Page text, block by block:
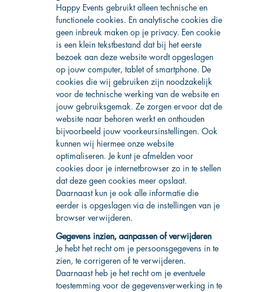
Happy Events gebruikt alleen technische en
functionele cookies. En analytische cookies die
geen inbreuk maken op je privacy. Een cookie
is een klein tekstbestand dat bij het eerste
bezoek aan deze website wordt opgeslagen
op jouw computer, tablet of smartphone. De
cookies die wij gebruiken zijn noodzakelijk
voor de technische werking van de website en
jouw gebruiksgemak. Ze zorgen ervoor dat de
website naar behoren werkt en onthouden
bijvoorbeeld jouw voorkeursinstellingen. Ook
kunnen wij hiermee onze website
optimaliseren. Je kunt je afmelden voor
cookies door je internetbrowser zo in te stellen
dat deze geen cookies meer opslaat.
Daarnaast kun je ook alle informatie die
eerder is opgeslagen via de instellingen van je
browser verwijderen.
Gegevens inzien, aanpassen of verwijderen
Je hebt het recht om je persoonsgegevens in te
zien, te corrigeren of te verwijderen.
Daarnaast heb je het recht om je eventuele
toestemming voor de gegevensverwerking in te